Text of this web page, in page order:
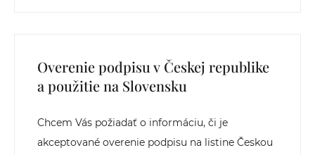
Overenie podpisu v Českej republike
a použitie na Slovensku
Chcem Vás požiadať o informáciu, či je
akceptované overenie podpisu na listine Českou